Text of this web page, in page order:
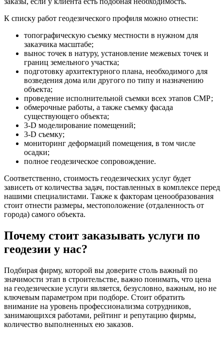
К списку работ геодезического профиля можно отнести:
топографическую съемку местности в нужном для
заказчика масштабе;
вынос точек в натуру, установление межевых точек и
границ земельного участка;
подготовку архитектурного плана, необходимого для
возведения дома или другого по типу и назначению
объекта;
проведение исполнительной съемки всех этапов СМР;
обмерочные работы, а также съемку фасада
существующего объекта;
3-D моделирование помещений;
3-D съемку;
мониторинг деформаций помещения, в том числе
осадки;
полное геодезическое сопровождение.
Соответственно, стоимость геодезических услуг будет
зависеть от количества задач, поставленных в комплексе перед
нашими специалистами. Также к факторам ценообразования
стоит отнести размеры, местоположение (отдаленность от
города) самого объекта.
Почему стоит заказывать услуги по
геодезии у нас?
Подбирая фирму, которой вы доверите столь важный по
значимости этап в строительстве, важно понимать, что цена
на геодезические услуги является, безусловно, важным, но не
ключевым параметром при подборе. Стоит обратить
внимание на уровень профессионализма сотрудников,
занимающихся работами, рейтинг и репутацию фирмы,
количество выполненных ею заказов.